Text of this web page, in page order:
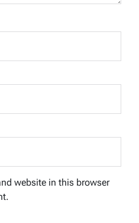
website in this browser